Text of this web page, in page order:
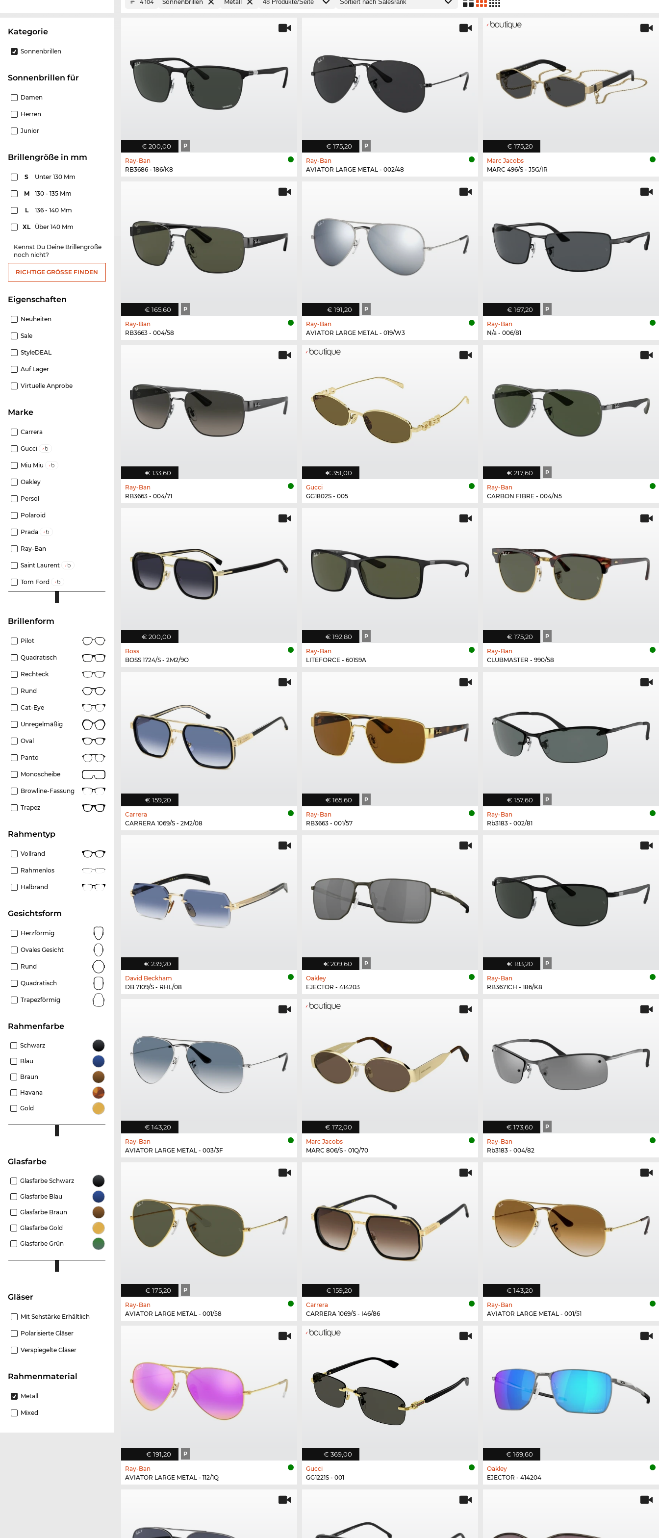
Kategorie
Sonnenbrillen
Sonnenbrillen für
Damen
Herren
Junior
Brillengröße in mm
S Unter 130 Mm
M 130 - 135 Mm
L 136 - 140 Mm
XL Über 140 Mm
Kennst Du Deine Brillengröße
noch nicht?
RICHTIGE GRÖSSE FINDEN
Eigenschaften
Neuheiten
Sale
StyleDEAL
Auf Lager
Virtuelle Anprobe
Marke
Carrera
Gucci
Miu Miu
Oakley
Persol
Polaroid
Prada
Ray-Ban
Saint Laurent
Tom Ford
Brillenform
Pilot
Quadratisch
Rechteck
Rund
Cat-Eye
Unregelmäßig
Oval
Panto
Monoscheibe
Browline-Fassung
Trapez
Rahmentyp
Vollrand
Rahmenlos
Halbrand
Gesichtsform
Herzförmig
Ovales Gesicht
Rund
Quadratisch
Trapezförmig
Rahmenfarbe
Schwarz
Blau
Braun
Havana
Gold
Glasfarbe
Glasfarbe Schwarz
Glasfarbe Blau
Glasfarbe Braun
Glasfarbe Gold
Glasfarbe Grün
Gläser
Mit Sehstärke Erhältlich
Polarisierte Gläser
Verspiegelte Gläser
Rahmenmaterial
Metall
Mixed
4 104 Sonnenbrillen Metall
€ 200,00 P
Ray-Ban
RB3686 - 186/K8
€ 175,20 P
Ray-Ban
AVIATOR LARGE METAL - 002/48
€ 175,20
Marc Jacobs
MARC 496/S - J5G/IR
€ 165,60 P
Ray-Ban
RB3663 - 004/58
€ 191,20 P
Ray-Ban
AVIATOR LARGE METAL - 019/W3
€ 167,20 P
Ray-Ban
N/a - 006/81
€ 133,60
Ray-Ban
RB3663 - 004/71
€ 351,00
Gucci
GG1802S - 005
€ 217,60 P
Ray-Ban
CARBON FIBRE - 004/N5
€ 200,00
Boss
BOSS 1724/S - 2M2/9O
€ 192,80 P
Ray-Ban
LITEFORCE - 601S9A
€ 175,20 P
Ray-Ban
CLUBMASTER - 990/58
€ 159,20
Carrera
CARRERA 1069/S - 2M2/08
€ 165,60 P
Ray-Ban
RB3663 - 001/57
€ 157,60 P
Ray-Ban
Rb3183 - 002/81
€ 239,20
David Beckham
DB 7109/S - RHL/08
€ 209,60 P
Oakley
EJECTOR - 414203
€ 183,20 P
Ray-Ban
RB3671CH - 186/K8
€ 143,20
Ray-Ban
AVIATOR LARGE METAL - 003/3F
€ 172,00
Marc Jacobs
MARC 806/S - 01Q/70
€ 173,60 P
Ray-Ban
Rb3183 - 004/82
€ 175,20 P
Ray-Ban
AVIATOR LARGE METAL - 001/58
€ 159,20
Carrera
CARRERA 1069/S - I46/86
€ 143,20
Ray-Ban
AVIATOR LARGE METAL - 001/51
€ 191,20 P
Ray-Ban
AVIATOR LARGE METAL - 112/1Q
€ 369,00
Gucci
GG1221S - 001
€ 169,60
Oakley
EJECTOR - 414204